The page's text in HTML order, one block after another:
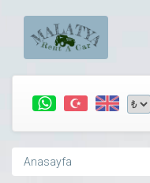
Anasayfa